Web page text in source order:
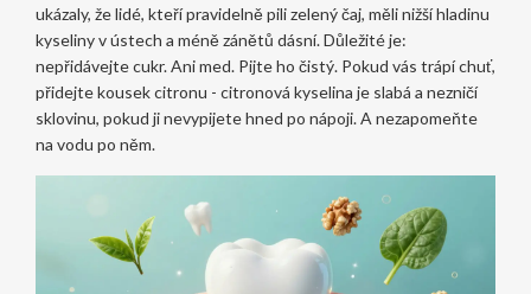
ukázaly, že lidé, kteří pravidelně pili zelený čaj, měli nižší hladinu
kyseliny v ústech a méně zánětů dásní. Důležité je:
nepřidávejte cukr. Ani med. Pijte ho čistý. Pokud vás trápí chuť,
přidejte kousek citronu - citronová kyselina je slabá a nezničí
sklovinu, pokud ji nevypijete hned po nápoji. A nezapomeňte
na vodu po něm.